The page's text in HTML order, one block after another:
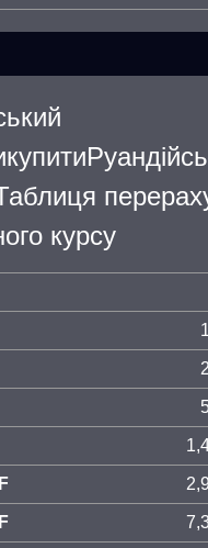
курсу